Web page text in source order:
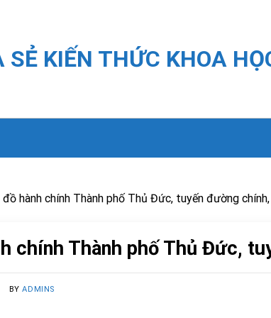
SẺ KIẾN THỨC KHOA
đồ hành chính Thành phố Thủ Đức, tuyến đường
chính Thành phố Thủ Đức,
BYADMINS